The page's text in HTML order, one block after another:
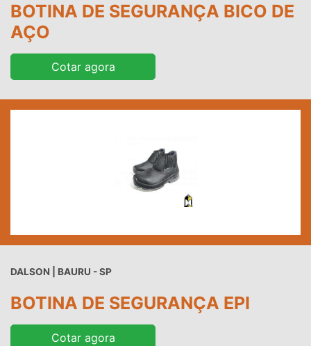
BOTINA DE SEGURANÇA BICO DE
AÇO
Cotar agora
DALSON | BAURU - SP
BOTINA DE SEGURANÇA EPI
Cotar agora